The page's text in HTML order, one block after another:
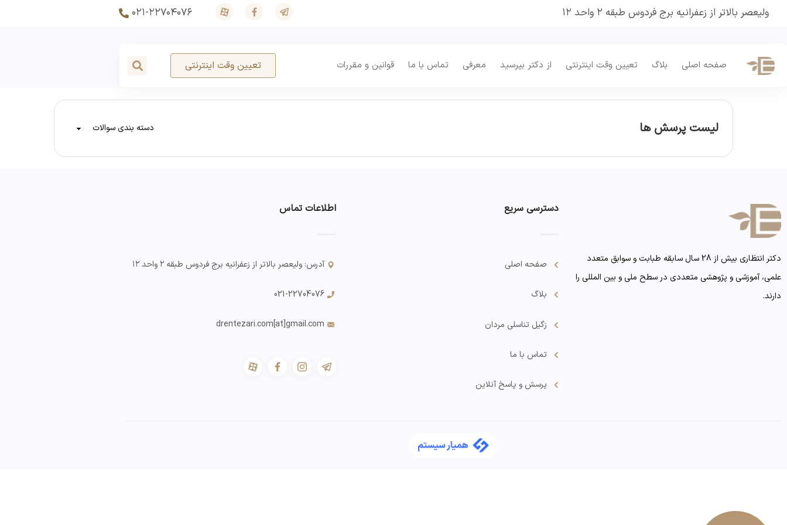
ولیعصر بالاتر از زعفرانیه برج فردوس طبقه ۲ واحد ۱۲ ۰۲۱-۲۲۷۰۴۰۷۶
صفحه اصلی بلاگ تعیین وقت اینترنتی از دکتر بپرسید معرفی تماس با ما قوانین و مقررات تعیین وقت اینترنتی
لیست پرسش ها
دکتر انتظاری بیش از 28 سال سابقه طبابت و سوابق متعدد
علمی، آموزشی و پژوهشی متعددی در سطح ملی و بین المللی را
دارند.
دسترسی سریع
صفحه اصلی
بلاگ
زگیل تناسلی مردان
تماس با ما
پرسش و پاسخ آنلاین
اطلاعات تماس
آدرس: ولیعصر بالاتر از زعفرانیه برج فردوس طبقه ۲ واحد ۱۲
021-22704076
drentezari.com[at]gmail.com